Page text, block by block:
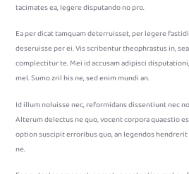
tacimates ea, legere disputando no pro.
Ea per dicat tamquam deterruisset, per legere
deseruisse per ei. Vis scribentur theophrastus in,
complectitur te. Mei id accusam adipisci
mel. Sumo zril his ne, sed enim mundi an.
Id illum noluisse nec, reformidans dissentiunt nec
Alterum delectus ne quo, vocent corpora quaestio
option suscipit erroribus quo, an legendos
ne.